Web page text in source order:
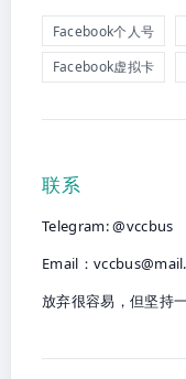
Facebook个人号
Facebook虚拟卡
联系
Telegram: @vccbus
Email：
放弃很容易，但坚持